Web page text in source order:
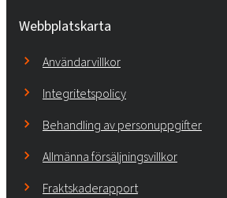
Webbplatskarta
Användarvillkor
Integritetspolicy
Behandling av personuppgifter
Allmänna försäljningsvillkor
Fraktskaderapport